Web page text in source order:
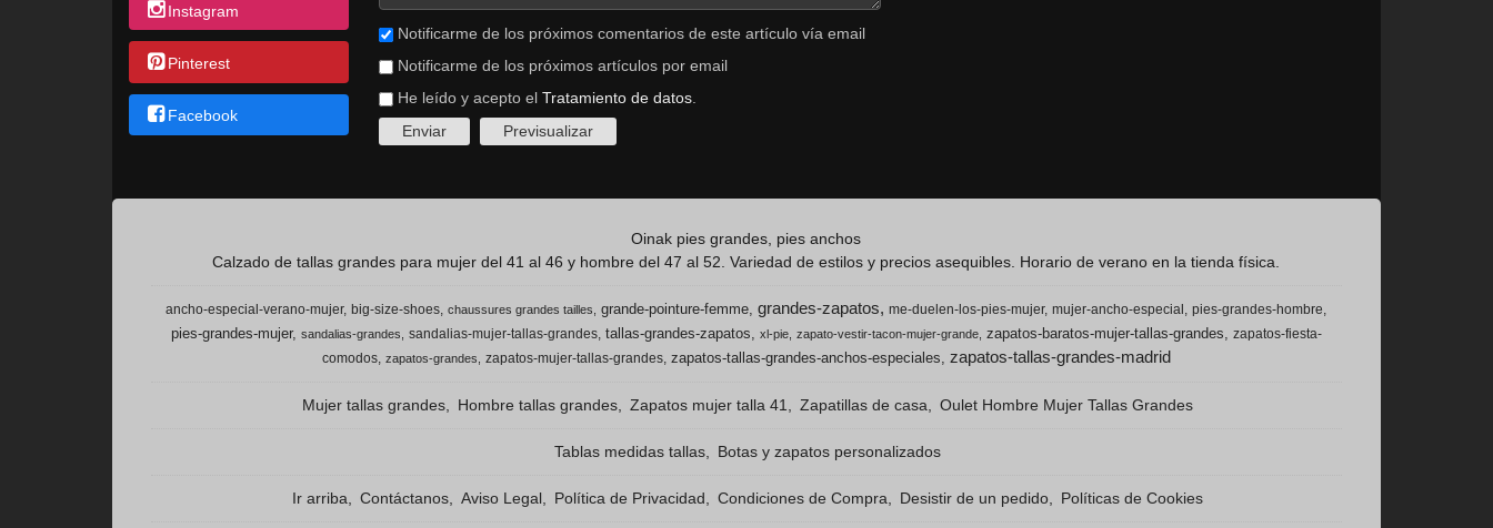
Instagram
Pinterest
Facebook
Notificarme de los próximos comentarios de este artículo vía email
Notificarme de los próximos artículos por email
He leído y acepto el Tratamiento de datos.
Oinak pies grandes, pies anchos
Calzado de tallas grandes para mujer del 41 al 46 y hombre del 47 al 52. Variedad de estilos y precios asequibles. Horario de verano en la tienda física.
ancho-especial-verano-mujer big-size-shoes chaussures grandes tailles grande-pointure-femme grandes-zapatos me-duelen-los-pies-mujer mujer-ancho-especial pies-grandes-hombre
pies-grandes-mujer sandalias-grandes sandalias-mujer-tallas-grandes tallas-grandes-zapatos xl-pie zapato-vestir-tacon-mujer-grande zapatos-baratos-mujer-tallas-grandes
zapatos-fiesta-
comodos
zapatos-grandes zapatos-mujer-tallas-grandes zapatos-tallas-grandes-anchos-especiales zapatos-tallas-grandes-madrid
Mujer tallas grandes Hombre tallas grandes Zapatos mujer talla 41 Zapatillas de casa Oulet Hombre Mujer Tallas Grandes
Tablas medidas tallas Botas y zapatos personalizados
Ir arriba Contáctanos Aviso Legal Política de Privacidad Condiciones de Compra Desistir de un pedido Políticas de Cookies